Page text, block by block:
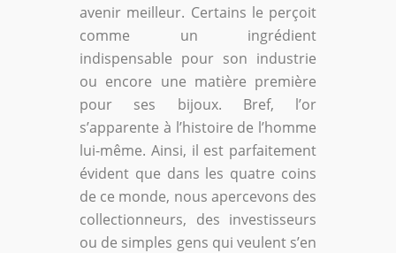
avenir meilleur. Certains le perçoit
comme un ingrédient
indispensable pour son industrie
ou encore une matière première
pour ses bijoux. Bref, l’or
s’apparente à l’histoire de l’homme
lui-même. Ainsi, il est parfaitement
évident que dans les quatre coins
de ce monde, nous apercevons des
collectionneurs, des investisseurs
ou de simples gens qui veulent s’en